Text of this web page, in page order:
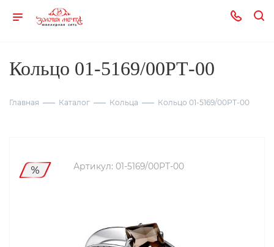
Кольцо 01-5169/00РТ-00
Главная Каталог Кольца Кольцо 01-5169/00РТ-00
Артикул: 01-5169/00РТ-00